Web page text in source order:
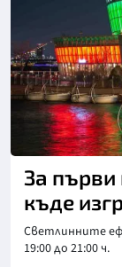
За първи
къде
Светлинните
19:00 до 21:00 ч.